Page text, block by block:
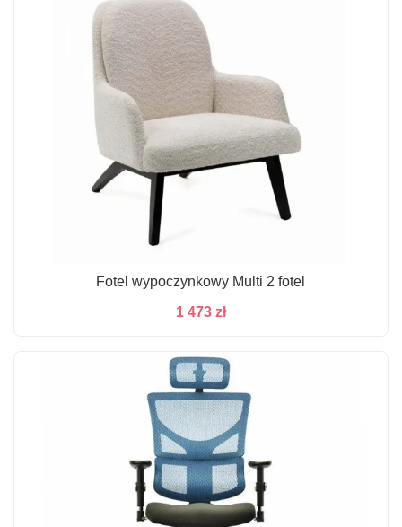
Fotel wypoczynkowy Multi 2 fotel
1 473 zł